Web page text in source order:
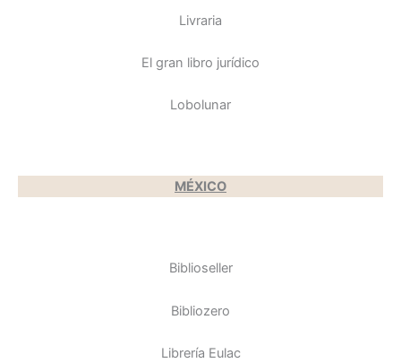
Livraria
El gran libro jurídico
Lobolunar
MÉXICO
Biblioseller
Bibliozero
Librería Eulac